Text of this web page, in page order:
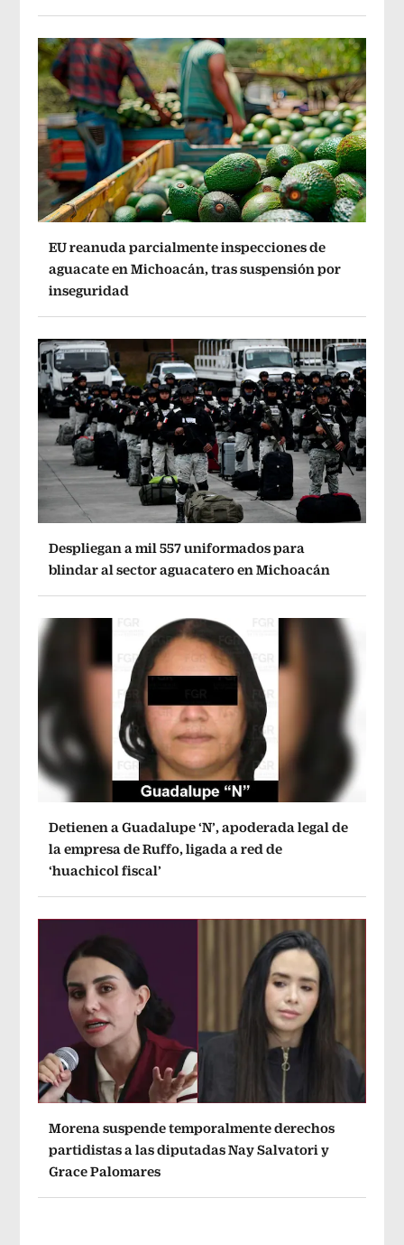
EU reanuda parcialmente inspecciones de
aguacate en Michoacán, tras suspensión por
inseguridad
Despliegan a mil 557 uniformados para
blindar al sector aguacatero en Michoacán
Detienen a Guadalupe ‘N’, apoderada legal de
la empresa de Ruffo, ligada a red de
‘huachicol fiscal’
Morena suspende temporalmente derechos
partidistas a las diputadas Nay Salvatori y
Grace Palomares